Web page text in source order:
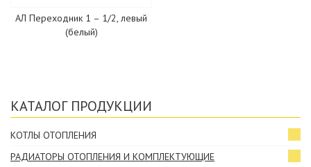
АЛ Переходник 1 – 1/2, левый
(белый)
КАТАЛОГ ПРОДУКЦИИ
КОТЛЫ ОТОПЛЕНИЯ
РАДИАТОРЫ ОТОПЛЕНИЯ И КОМПЛЕКТУЮЩИЕ